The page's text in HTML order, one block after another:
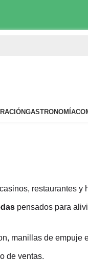
GASTRONOMÍA
restaurantes
pensados para
manillas de empuje
de ventas.